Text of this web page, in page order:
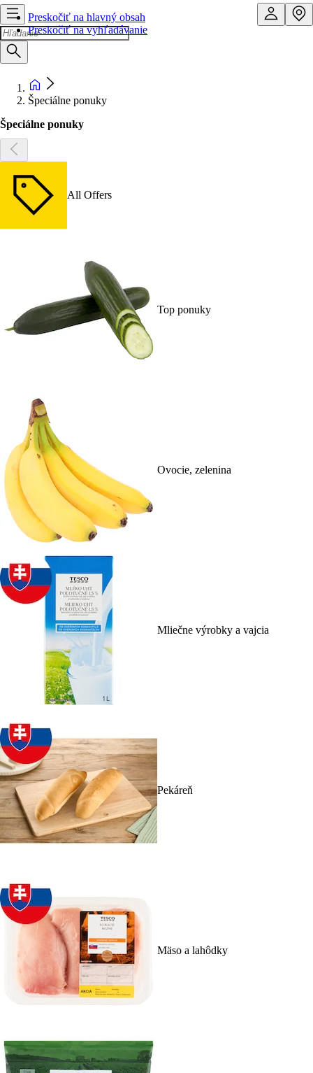
Preskočiť na hlavný obsah
Preskočiť na vyhľadávanie
Špeciálne ponuky
Špeciálne ponuky
All Offers
Top ponuky
Ovocie, zelenina
Mliečne výrobky a vajcia
Pekáreň
Mäso a lahôdky